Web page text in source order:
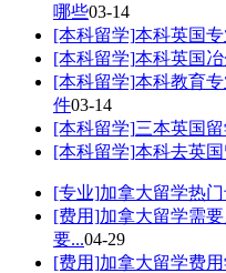
哪些03-14
[本科留学]本科英国
[本科留学]本科英国
[本科留学]本科教育
件03-14
[本科留学]三本英国
[本科留学]本科去英
[专业]加拿大留学热
[费用]加拿大留学需
要...04-29
[费用]加拿大留学费